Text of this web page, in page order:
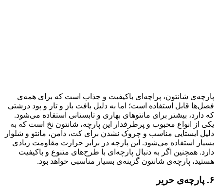
پارچه‌ی شانتون، پراچه‌ای باکیفیت و جذاب است که برای همه‌ی
فصل‌ها قابل استفاده است؛ اما به دلیل بافت باز و تار و پود درشتی
که دارد، بیشتر برای مانتوهای بهاری و تابستانی استفاده می‌شود.
یکی از انواع محبوب و پرطرفدار این پارچه، شانتون نخ است که به
دلیل ایستایی مناسب و چروک نشدن برای کت، دامن، مانتو و شلوار
بسیار استفاده می‌شود. این پارچه در برابر حرارت مقاومت زیادی
دارد. همچنین اگر به دنبال پارچه‌ای با طرح‌های متنوع و باکیفیت
هستید، پارچه‌ی شانتون گزینه‌ی بسیار مناسبی خواهد بود.
۶. پارچه‌ی حریر